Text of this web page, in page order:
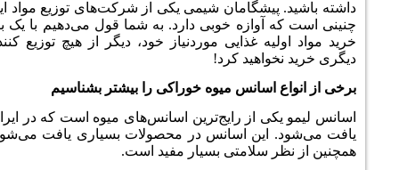
شیمی یکی از شرکت‌های توزیع مواد این
خوبی دارد. به شما قول می‌دهیم با یک بار
غذایی موردنیاز خود، دیگر از هیچ توزیع کننده
کرد!
میوه خوراکی را بیشتر بشناسیم
رایج‌ترین اسانس‌های میوه است که در ایران
اسانس در محصولات بسیاری یافت می‌شود.
بسیار مفید است.